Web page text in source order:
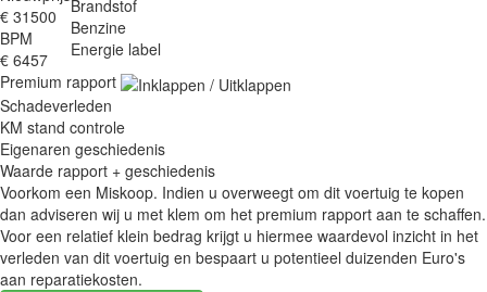
€ 31500
BPM
€ 6457
Brandstof
Benzine
Energie label
Premium rapport
Schadeverleden
KM stand controle
Eigenaren geschiedenis
Waarde rapport + geschiedenis
Voorkom een Miskoop. Indien u overweegt om dit voertuig te kopen
dan adviseren wij u met klem om het premium rapport aan te schaffen.
Voor een relatief klein bedrag krijgt u hiermee waardevol inzicht in het
verleden van dit voertuig en bespaart u potentieel duizenden Euro's
aan reparatiekosten.